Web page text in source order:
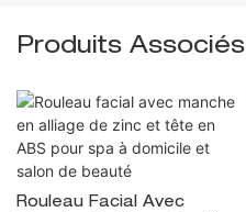
Produits Associés
Rouleau Facial Avec